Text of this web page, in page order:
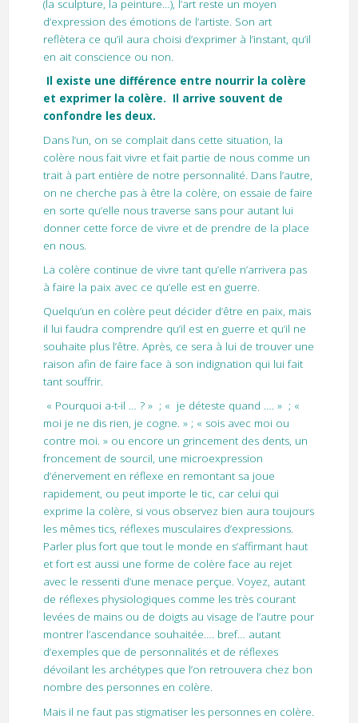
(la sculpture, la peinture…), l’art reste un moyen
d’expression des émotions de l’artiste. Son art
reflètera ce qu’il aura choisi d’exprimer à l’instant, qu’il
en ait conscience ou non.
Il existe une différence entre nourrir la colère
et exprimer la colère. Il arrive souvent de
confondre les deux.
Dans l’un, on se complait dans cette situation, la
colère nous fait vivre et fait partie de nous comme un
trait à part entière de notre personnalité. Dans l’autre,
on ne cherche pas à être la colère, on essaie de faire
en sorte qu’elle nous traverse sans pour autant lui
donner cette force de vivre et de prendre de la place
en nous.
La colère continue de vivre tant qu’elle n’arrivera pas
à faire la paix avec ce qu’elle est en guerre.
Quelqu’un en colère peut décider d’être en paix, mais
il lui faudra comprendre qu’il est en guerre et qu’il ne
souhaite plus l’être. Après, ce sera à lui de trouver une
raison afin de faire face à son indignation qui lui fait
tant souffrir.
« Pourquoi a-t-il … ? » ; « je déteste quand …. » ; «
moi je ne dis rien, je cogne. » ; « sois avec moi ou
contre moi. » ou encore un grincement des dents, un
froncement de sourcil, une microexpression
d’énervement en réflexe en remontant sa joue
rapidement, ou peut importe le tic, car celui qui
exprime la colère, si vous observez bien aura toujours
les mêmes tics, réflexes musculaires d’expressions.
Parler plus fort que tout le monde en s’affirmant haut
et fort est aussi une forme de colère face au rejet
avec le ressenti d’une menace perçue. Voyez, autant
de réflexes physiologiques comme les très courant
levées de mains ou de doigts au visage de l’autre pour
montrer l’ascendance souhaitée…. bref… autant
d’exemples que de personnalités et de réflexes
dévoilant les archétypes que l’on retrouvera chez bon
nombre des personnes en colère.
Mais il ne faut pas stigmatiser les personnes en colère.